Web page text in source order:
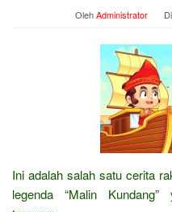
OlehAdministrator
Ini adalah salah satu cerita
legenda “Malin